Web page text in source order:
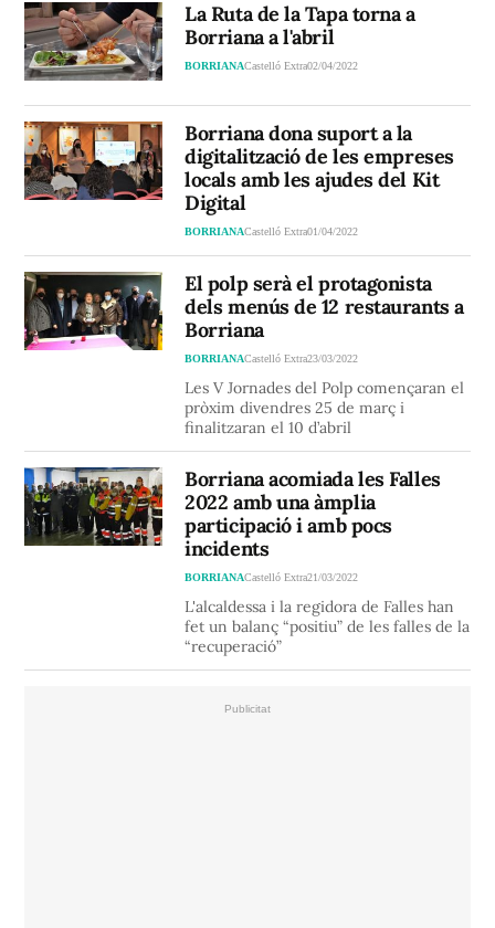
La Ruta de la Tapa torna a
Borriana a l'abril
BORRIANACastelló Extra02/04/2022
Borriana dona suport a la
digitalització de les empreses
locals amb les ajudes del Kit
Digital
BORRIANACastelló Extra01/04/2022
El polp serà el protagonista
dels menús de 12 restaurants a
Borriana
BORRIANACastelló Extra23/03/2022
Les V Jornades del Polp començaran el
pròxim divendres 25 de març i
finalitzaran el 10 d’abril
Borriana acomiada les Falles
2022 amb una àmplia
participació i amb pocs
incidents
BORRIANACastelló Extra21/03/2022
L'alcaldessa i la regidora de Falles han
fet un balanç “positiu” de les falles de la
“recuperació”